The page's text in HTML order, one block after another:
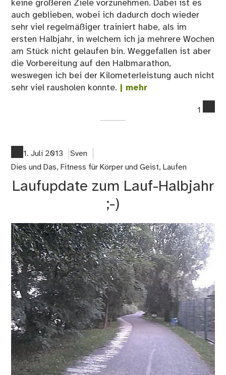
keine größeren Ziele vorzunehmen. Dabei ist es
auch geblieben, wobei ich dadurch doch wieder
sehr viel regelmäßiger trainiert habe, als im
ersten Halbjahr, in welchem ich ja mehrere Wochen
am Stück nicht gelaufen bin. Weggefallen ist aber
die Vorbereitung auf den Halbmarathon,
weswegen ich bei der Kilometerleistung auch nicht
sehr viel rausholen konnte. | mehr
1
1. Juli 2013
Sven
Dies und Das, Fitness für Körper und Geist, Laufen
Laufupdate zum Lauf-Halbjahr
;-)